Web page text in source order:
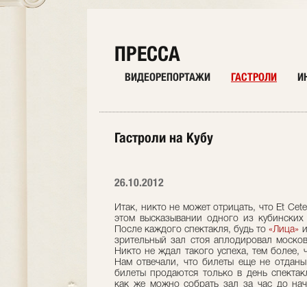
ПРЕССА
ВИДЕОРЕПОРТАЖИ ГАСТРОЛИ
Гастроли на Кубу
26.10.2012
Итак, никто не может отрицать, что Et
этом высказывании одного из
После каждого спектакля, будь то«Лица»
зрительный зал стоя аплодировал
Никто не ждал такого успеха, тем
Нам отвечали, что билеты еще не
билеты продаются только в день
как же можно собрать зал за час до